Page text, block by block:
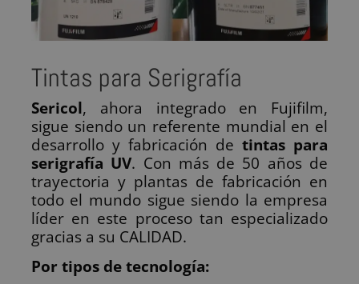
Tintas para Serigrafía
Sericol, ahora integrado en Fujifilm,
sigue siendo un referente mundial en el
desarrollo y fabricación detintas para
serigrafía UV. Con más de 50 años de
trayectoria y plantas de fabricación en
todo el mundo sigue siendo la empresa
líder en este proceso tan especializado
gracias a su CALIDAD.
Por tipos de tecnología: